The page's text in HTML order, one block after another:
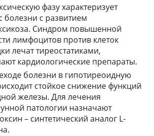
фазу характеризует
болезни с развитием
Синдром повышенной
лимфоцитов против клеток
лечат тиреостатиками,
кардиологические препараты.
болезни в гипотиреоидную
стойкое снижение функций
железы. Для лечения
патологии назначают
– синтетический аналог L-